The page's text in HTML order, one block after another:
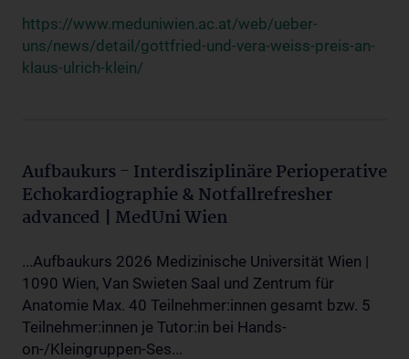
https://www.meduniwien.ac.at/web/ueber-
uns/news/detail/gottfried-und-vera-weiss-preis-an-
klaus-ulrich-klein/
Aufbaukurs - Interdisziplinäre Perioperative
Echokardiographie & Notfallrefresher
advanced | MedUni Wien
...Aufbaukurs 2026 Medizinische Universität Wien |
1090 Wien, Van Swieten Saal und Zentrum für
Anatomie Max. 40 Teilnehmer:innen gesamt bzw. 5
Teilnehmer:innen je Tutor:in bei Hands-
on-/Kleingruppen-Ses...